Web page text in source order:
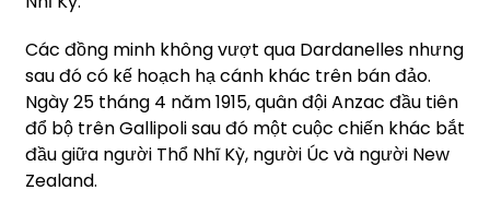
Các đồng minh không vượt qua Dardanelles nhưng
sau đó có kế hoạch hạ cánh khác trên bán đảo.
Ngày 25 tháng 4 năm 1915, quân đội Anzac đầu tiên
đổ bộ trên Gallipoli sau đó một cuộc chiến khác bắt
đầu giữa người Thổ Nhĩ Kỳ, người Úc và người New
Zealand.